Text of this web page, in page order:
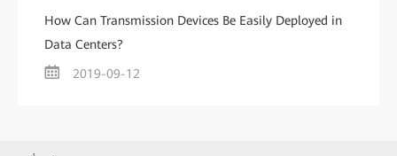
How Can Transmission Devices Be Easily Deployed in
Data Centers?
2019-09-12